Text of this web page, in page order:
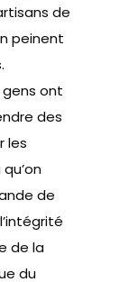
de
peinent
gens ont
des
les
de
de la
du